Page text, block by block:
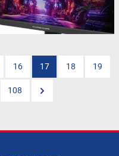
16 17 18 19
108